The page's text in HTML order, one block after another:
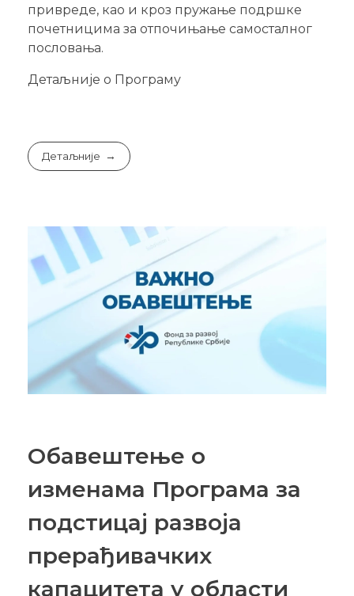
привреде, као и кроз пружање подршке
почетницима за отпочињање самосталног
пословања.
Детаљније о Програму
Детаљније
Обавештење о
изменама Програма за
подстицај развоја
прерађивачких
капацитета у области